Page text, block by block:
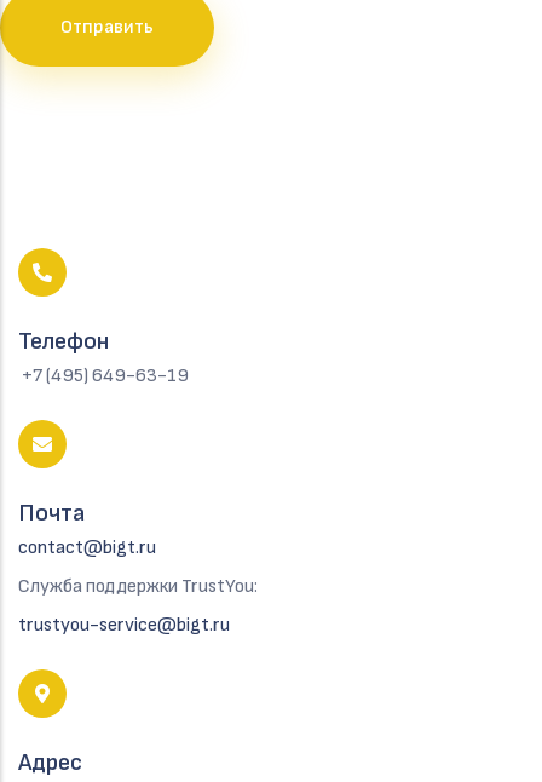
Телефон
+7 (495) 649-63-19
Почта
contact@bigt.ru
Служба поддержки TrustYou:
trustyou-service@bigt.ru
Адрес